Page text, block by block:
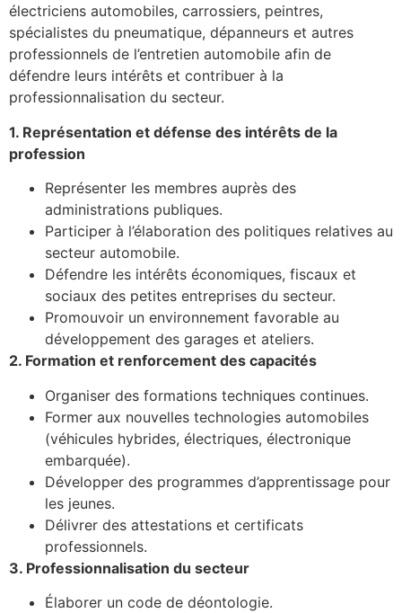
électriciens automobiles, carrossiers, peintres,
spécialistes du pneumatique, dépanneurs et autres
professionnels de l’entretien automobile afin de
défendre leurs intérêts et contribuer à la
professionnalisation du secteur.
1. Représentation et défense des intérêts de la
profession
Représenter les membres auprès des
administrations publiques.
Participer à l’élaboration des politiques relatives au
secteur automobile.
Défendre les intérêts économiques, fiscaux et
sociaux des petites entreprises du secteur.
Promouvoir un environnement favorable au
développement des garages et ateliers.
2. Formation et renforcement des capacités
Organiser des formations techniques continues.
Former aux nouvelles technologies automobiles
(véhicules hybrides, électriques, électronique
embarquée).
Développer des programmes d’apprentissage pour
les jeunes.
Délivrer des attestations et certificats
professionnels.
3. Professionnalisation du secteur
Élaborer un code de déontologie.